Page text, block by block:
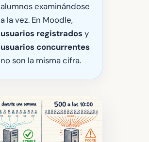
alumnos examinándose
a la vez. En Moodle,
usuarios registrados y
usuarios concurrentes
no son la misma cifra.